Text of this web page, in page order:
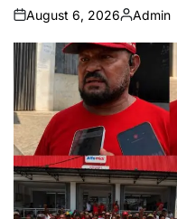
on
August 6, 2026
Posted
by
Admin